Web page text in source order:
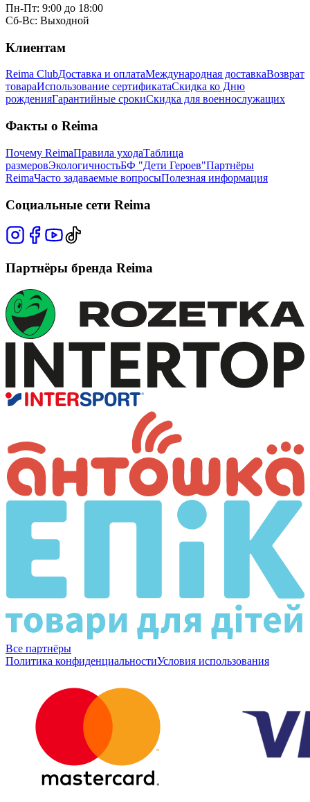
Пн-Пт: 9:00 до 18:00
Сб-Вс: Выходной
Клиентам
Reima ClubДоставка и оплатаМеждународная доставкаВозврат
товараИспользование сертификатаСкидка ко Дню
рожденияГарантийные срокиСкидка для военнослужащих
Факты о Reima
Почему ReimaПравила уходаТаблица
размеровЭкологичностьБФ "Дети Героев"Партнёры
ReimaЧасто задаваемые вопросыПолезная информация
Социальные сети Reima
Партнёры бренда Reima
Все партнёры
Политика конфиденциальностиУсловия использования